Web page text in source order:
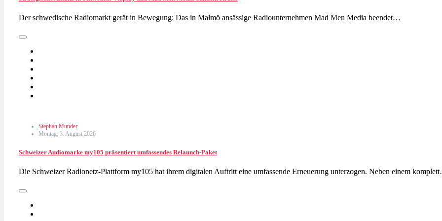
Der schwedische Radiomarkt gerät in Bewegung: Das in Malmö ansässige Radiounternehmen Mad Men Media beendet…
Stephan Munder
Montag, 3. August 2026
Schweizer Audiomarke my105 präsentiert umfassendes Relaunch-Paket
Die Schweizer Radionetz-Plattform my105 hat ihrem digitalen Auftritt eine umfassende Erneuerung unterzogen. Neben einem